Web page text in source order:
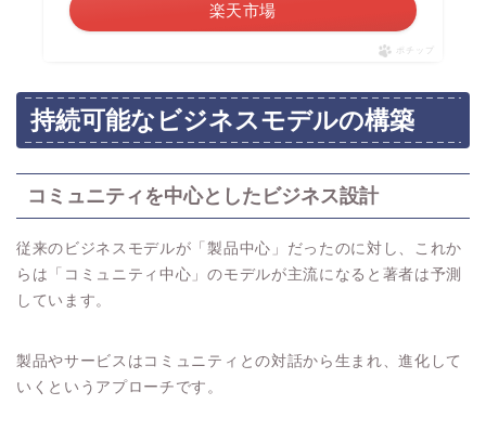
楽天市場
ポチップ
持続可能なビジネスモデルの構築
コミュニティを中心としたビジネス設計
従来のビジネスモデルが「製品中心」だったのに対し、これか
らは「コミュニティ中心」のモデルが主流になると著者は予測
しています。
製品やサービスはコミュニティとの対話から生まれ、進化して
いくというアプローチです。